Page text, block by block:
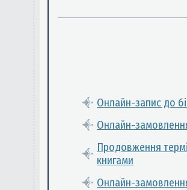
Онлайн-запис до
Онлайн-
Продовження
книгами
Онлайн-